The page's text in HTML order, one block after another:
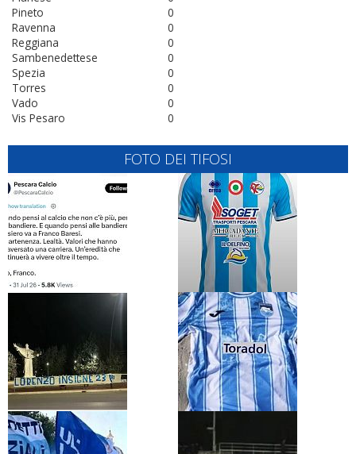
0
Pineto
0
Ravenna
0
Reggiana
0
Sambenedettese
0
Spezia
0
Torres
0
Vado
0
Vis Pesaro
FOTO DEI TIFOSI